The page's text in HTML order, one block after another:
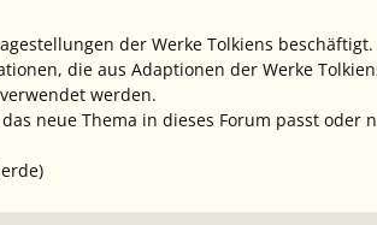
der Werke Tolkiens
die aus Adaptionen der Werke
werden.
neue Thema in dieses Forum passt